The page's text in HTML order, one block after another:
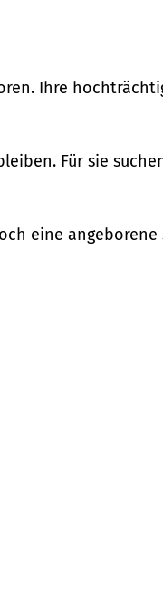
Ihre
Für sie
eine angeborene